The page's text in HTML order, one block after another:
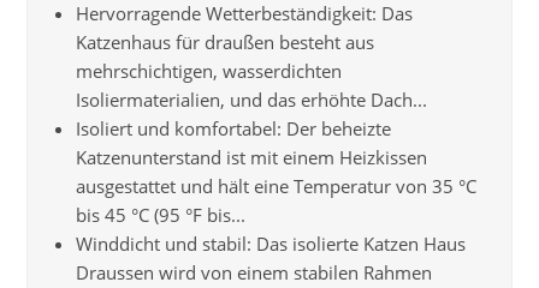
Hervorragende Wetterbeständigkeit: Das
Katzenhaus für draußen besteht aus
mehrschichtigen, wasserdichten
Isoliermaterialien, und das erhöhte Dach...
Isoliert und komfortabel: Der beheizte
Katzenunterstand ist mit einem Heizkissen
ausgestattet und hält eine Temperatur von 35 °C
bis 45 °C (95 °F bis...
Winddicht und stabil: Das isolierte Katzen Haus
Draussen wird von einem stabilen Rahmen